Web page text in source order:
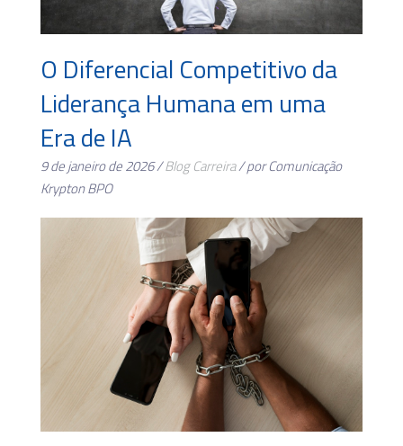
O Diferencial Competitivo da
Liderança Humana em uma
Era de IA
9 de janeiro de 2026 /Blog Carreira/ por Comunicação
Krypton BPO